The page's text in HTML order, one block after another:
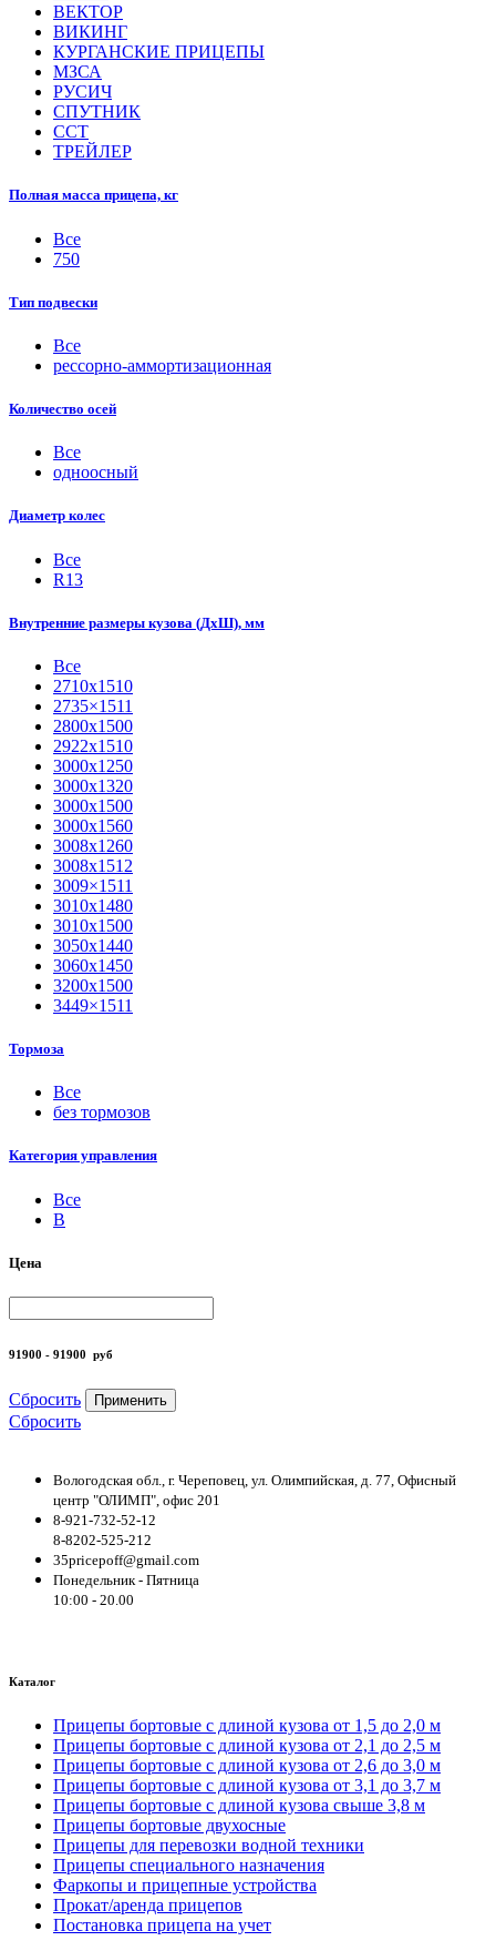
ВЕКТОР
ВИКИНГ
КУРГАНСКИЕ ПРИЦЕПЫ
МЗСА
РУСИЧ
СПУТНИК
ССТ
ТРЕЙЛЕР
Полная масса прицепа, кг
Все
750
Тип подвески
Все
рессорно-аммортизационная
Количество осей
Все
одноосный
Диаметр колес
Все
R13
Внутренние размеры кузова (ДхШ), мм
Все
2710х1510
2735×1511
2800х1500
2922х1510
3000х1250
3000х1320
3000х1500
3000х1560
3008х1260
3008х1512
3009×1511
3010х1480
3010х1500
3050х1440
3060х1450
3200х1500
3449×1511
Тормоза
Все
без тормозов
Категория управления
Все
B
Цена
91900 - 91900 руб
Сбросить Применить
Сбросить
Вологодская обл., г. Череповец, ул. Олимпийская, д. 77, Офисный
центр "ОЛИМП", офис 201
8-921-732-52-12
8-8202-525-212
35pricepoff@gmail.com
Понедельник - Пятница
10:00 - 20.00
Каталог
Прицепы бортовые с длиной кузова от 1,5 до 2,0 м
Прицепы бортовые с длиной кузова от 2,1 до 2,5 м
Прицепы бортовые с длиной кузова от 2,6 до 3,0 м
Прицепы бортовые с длиной кузова от 3,1 до 3,7 м
Прицепы бортовые с длиной кузова свыше 3,8 м
Прицепы бортовые двухосные
Прицепы для перевозки водной техники
Прицепы специального назначения
Фаркопы и прицепные устройства
Прокат/аренда прицепов
Постановка прицепа на учет